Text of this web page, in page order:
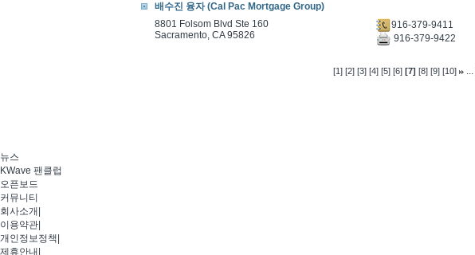
배수진 융자 (Cal Pac Mortgage Group)
8801 Folsom Blvd Ste 160
Sacramento, CA 95826
916-379-9411
916-379-9422
[1] [2] [3] [4] [5] [6] [7] [8] [9] [10] ...
뉴스
KWave 팬클럽
오픈보드
커뮤니티
회사소개
이용약관
개인정보정책
제휴안내